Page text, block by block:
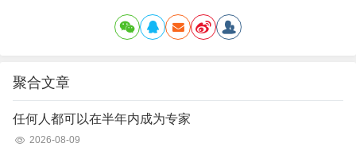
聚合文章
任何人都可以在半年内成为专家
2026-08-09